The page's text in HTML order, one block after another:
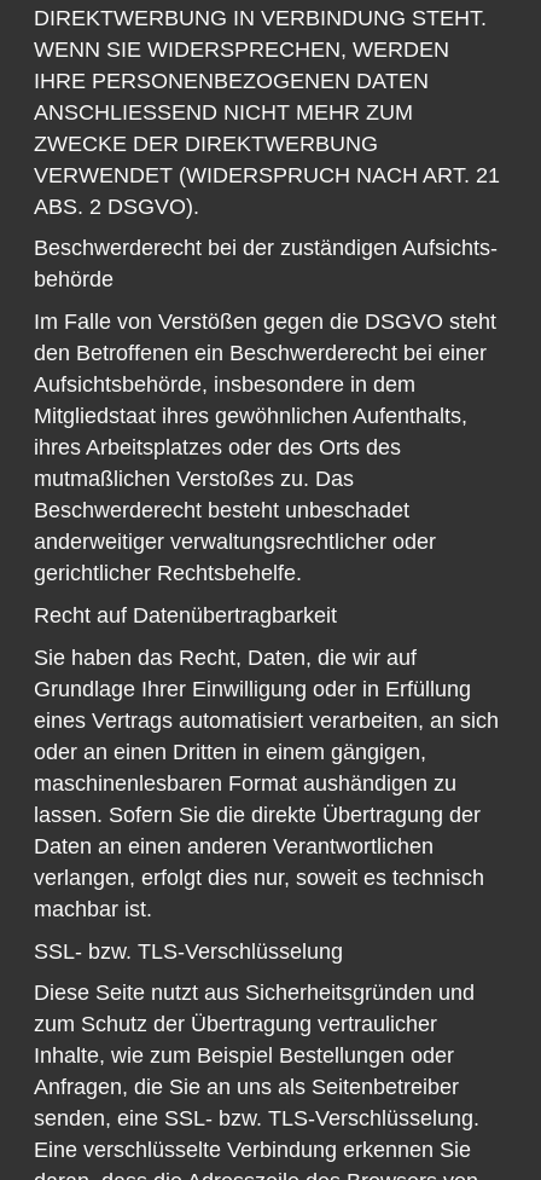
DIREKTWERBUNG IN VERBINDUNG STEHT.
WENN SIE WIDERSPRECHEN, WERDEN
IHRE PERSONENBEZOGENEN DATEN
ANSCHLIESSEND NICHT MEHR ZUM
ZWECKE DER DIREKTWERBUNG
VERWENDET (WIDERSPRUCH NACH ART. 21
ABS. 2 DSGVO).
Beschwerde­recht bei der zuständigen Aufsichts­
behörde
Im Falle von Verstößen gegen die DSGVO steht
den Betroffenen ein Beschwerderecht bei einer
Aufsichtsbehörde, insbesondere in dem
Mitgliedstaat ihres gewöhnlichen Aufenthalts,
ihres Arbeitsplatzes oder des Orts des
mutmaßlichen Verstoßes zu. Das
Beschwerderecht besteht unbeschadet
anderweitiger verwaltungsrechtlicher oder
gerichtlicher Rechtsbehelfe.
Recht auf Daten­übertrag­barkeit
Sie haben das Recht, Daten, die wir auf
Grundlage Ihrer Einwilligung oder in Erfüllung
eines Vertrags automatisiert verarbeiten, an sich
oder an einen Dritten in einem gängigen,
maschinenlesbaren Format aushändigen zu
lassen. Sofern Sie die direkte Übertragung der
Daten an einen anderen Verantwortlichen
verlangen, erfolgt dies nur, soweit es technisch
machbar ist.
SSL- bzw. TLS-Verschlüsselung
Diese Seite nutzt aus Sicherheitsgründen und
zum Schutz der Übertragung vertraulicher
Inhalte, wie zum Beispiel Bestellungen oder
Anfragen, die Sie an uns als Seitenbetreiber
senden, eine SSL- bzw. TLS-Verschlüsselung.
Eine verschlüsselte Verbindung erkennen Sie